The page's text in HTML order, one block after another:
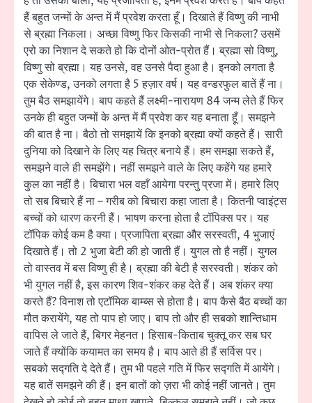
हैं बहुत जन्मों के अन्त में मैं प्रवेश करता हूँ। दिखाते हैं विष्णु की नाभी
से ब्रह्मा निकला। अच्छा विष्णु फिर किसकी नाभी से निकला? उसमें
एरो का निशान दे सकते हो कि दोनों ओत-प्रोत हैं। ब्रह्मा सो विष्णु,
विष्णु सो ब्रह्मा। यह उनसे, वह उनसे पैदा हुआ है। इनको लगता है
एक सेकेण्ड, उनको लगता है 5 हज़ार वर्ष। यह वन्डरफुल बातें हैं ना।
तुम बैठ समझायेंगे। बाप कहते हैं लक्ष्मी-नारायण 84 जन्म लेते हैं फिर
उनके ही बहुत जन्मों के अन्त में मैं प्रवेश कर यह बनाता हूँ। समझने
की बात है ना। बैठो तो समझायें कि इनको ब्रह्मा क्यों कहते हैं। सारी
दुनिया को दिखाने के लिए यह चित्र बनाये हैं। हम समझा सकते हैं,
समझने वाले ही समझेंगे। नहीं समझने वाले के लिए कहेंगे यह हमारे
कुल का नहीं है। बिचारा भल वहाँ आयेगा परन्तु प्रजा में। हमारे लिए
तो सब बिचारे हैं ना – गरीब को बिचारा कहा जाता है। कितनी प्वाइंट्स
बच्चों को धारण करनी हैं। भाषण करना होता है टॉपिक्स पर। यह
टॉपिक कोई कम है क्या। प्रजापिता ब्रह्मा और सरस्वती, 4 भुजाएं
दिखाते हैं। तो 2 भुजा बेटी की हो जाती हैं। युगल तो है नहीं। युगल
तो वास्तव में बस विष्णु ही है। ब्रह्मा की बेटी है सरस्वती। शंकर को
भी युगल नहीं है, इस कारण शिव-शंकर कह देते हैं। अब शंकर क्या
करते हैं? विनाश तो एटॉमिक बाम्ब्स से होता है। बाप कैसे बैठ बच्चों का
मौत करायेंगे, यह तो पाप हो जाए। बाप तो और ही सबको शान्तिधाम
वापिस ले जाते हैं, बिगर मेहनत। हिसाब-किताब चुक्तू कर सब घर
जाते हैं क्योंकि कयामत का समय है। बाप आते ही हैं सर्विस पर।
सबको सद्गति दे देते हैं। तुम भी पहले गति में फिर सद्गति में आयेंगे।
यह बातें समझने की हैं। इन बातों को ज़रा भी कोई नहीं जानते। तुम